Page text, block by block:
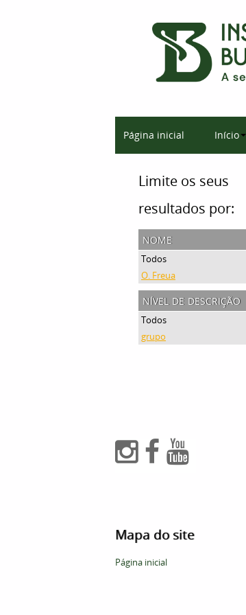
Página inicial Início
Limite os seus
resultados por:
nome
Todos
O. Freua
nível de descrição
Todos
grupo
Mapa do site
Página inicial